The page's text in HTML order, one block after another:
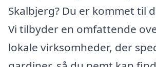
Skalbjerg? Du er kommet til
Vi tilbyder en omfattende
lokale virksomheder, der